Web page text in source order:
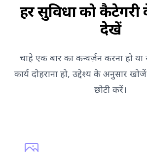
हर सुविधा को
देखें
चाहे एक बार का कन्वर्ज़न करना हो
कार्य दोहराना हो, उद्देश्य के अनुसार
छोटी करें।